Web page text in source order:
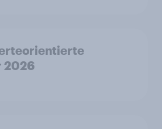
2026